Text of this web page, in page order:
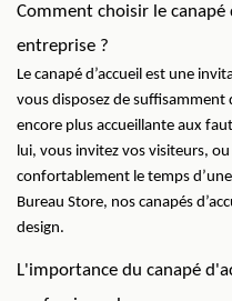
Comment choisir le
entreprise ?
Le canapé d’accueil est une
vous disposez de suffisamment
encore plus accueillante aux
lui, vous invitez vos visiteurs,
confortablement le temps
Bureau Store, nos canapés
design.
L'importance du canapé